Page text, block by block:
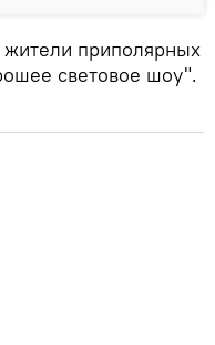
приполярных
световое шоу".